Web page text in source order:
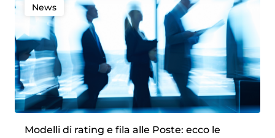
News
Modelli di rating e fila alle Poste: ecco le